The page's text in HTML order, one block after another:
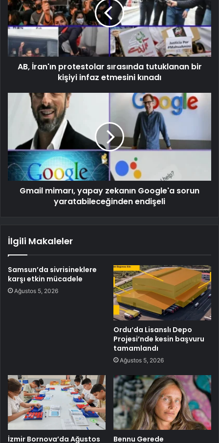
AB, İran'ın protestolar sırasında tutuklanan bir
kişiyi infaz etmesini kınadı
Gmail mimarı, yapay zekanın Google'a sorun
yaratabileceğinden endişeli
İlgili Makaleler
Samsun’da sivrisineklere
karşı etkin mücadele
Ağustos 5, 2026
Ordu’da Lisanslı Depo
Projesi’nde kesin başvuru
tamamlandı
Ağustos 5, 2026
İzmir Bornova’da Ağustos Bennu Gerede